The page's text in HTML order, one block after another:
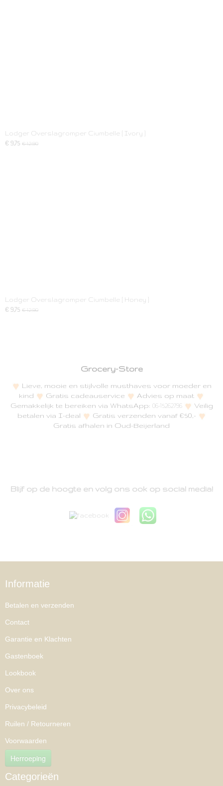
Lodger Overslagromper Ciumbelle [ Ivory ]
€ 9,75 € 12,90
Lodger Overslagromper Ciumbelle [ Honey ]
€ 9,75 € 12,90
Grocery-Store
Lieve, mooie en stijlvolle musthaves voor moeder en
kind
Gratis cadeauservice
Advies op maat
Gemakkelijk te bereiken via WhatsApp: 06-15262796
Veilig
betalen via I-deal
Gratis verzenden vanaf €50,-
Gratis afhalen in Oud-Beijerland
Blijf op de hoogte en volg ons ook op social media!
Informatie
Betalen en verzenden
Contact
Garantie en Klachten
Gastenboek
Lookbook
Over ons
Privacybeleid
Ruilen / Retourneren
Voorwaarden
Herroeping
Categorieën